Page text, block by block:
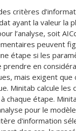
critères
ayant la valeur la
l’analyse, soit
peuvent
étape si les
en
mais exigent que
Minitab calcule les
chaque étape.
pour le
d'information